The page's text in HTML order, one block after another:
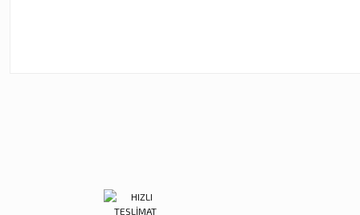
Bu ürüne benzer farklı alternatifler olmalı.